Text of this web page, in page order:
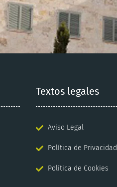
Textos legales
Aviso Legal
Política de Privacidad
Política de Cookies